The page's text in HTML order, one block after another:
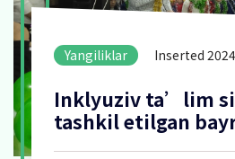
Yangiliklar Inserted
Inklyuziv ta’lim
tashkil etilgan
jarayonlaridan